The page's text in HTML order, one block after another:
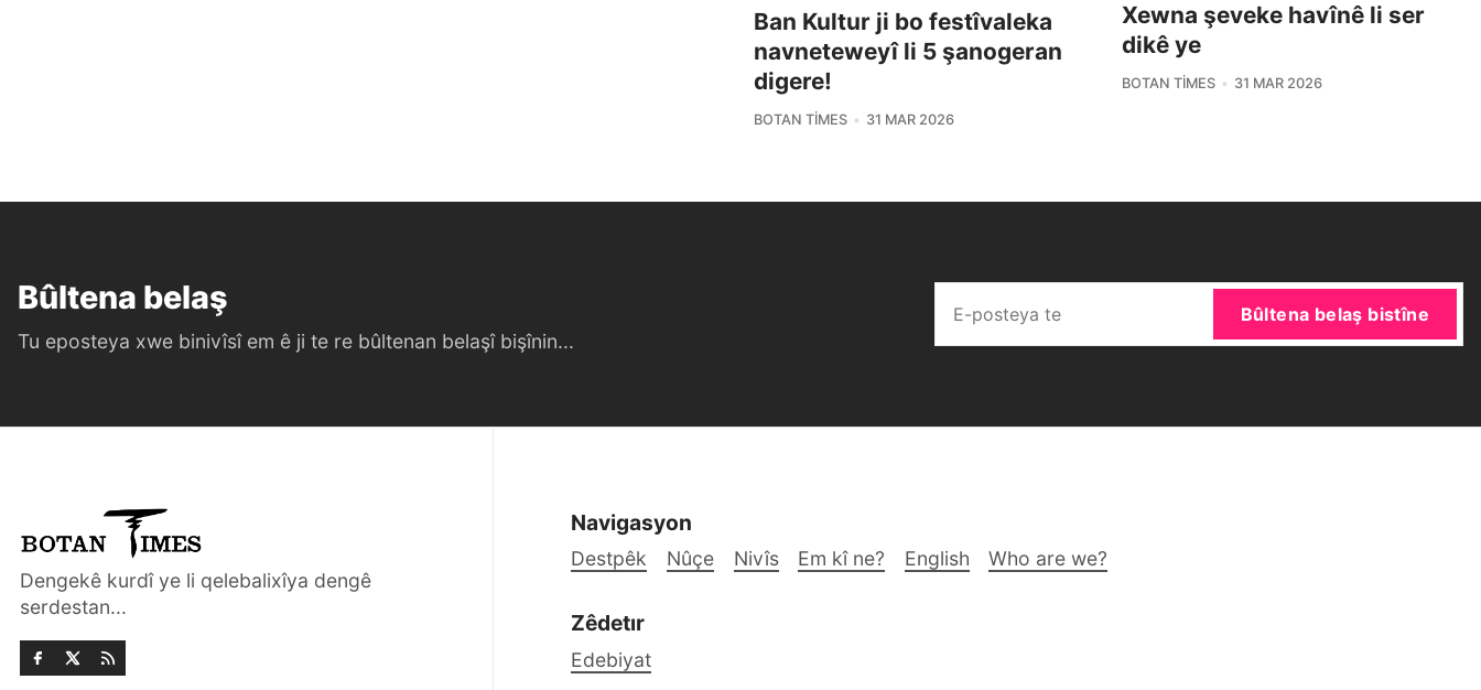
Ban Kultur ji bo festîvaleka
navneteweyî li 5 şanogeran
digere!
BOTAN TIMES 31 MAR 2026
Xewna şeveke havînê li ser
dikê ye
BOTAN TIMES 31 MAR 2026
Bûltena belaş
Tu eposteya xwe binivîsî em ê ji te re bûltenan belaşî bişînin...
Bûltena belaş bistîne
Dengekê kurdî ye li qelebalixîya dengê
serdestan...
Navigasyon
Destpêk Nûçe Nivîs Em kî ne? English Who are we?
Zêdetır
Edebiyat